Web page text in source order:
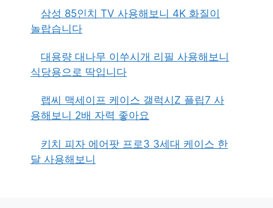
삼성 85인치 TV 사용해보니 4K 화질이
놀랍습니다
대용량 대나무 이쑤시개 리필 사용해보니
식당용으로 딱입니다
랩씨 맥세이프 케이스 갤럭시Z 플립7 사
용해보니 2배 자력 좋아요
키치 피자 에어팟 프로3 3세대 케이스 한
달 사용해보니